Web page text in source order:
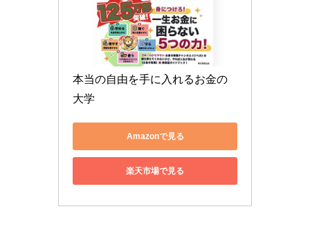
本当の自由を手に入れるお金の
大学
Amazonで見る
楽天市場で見る